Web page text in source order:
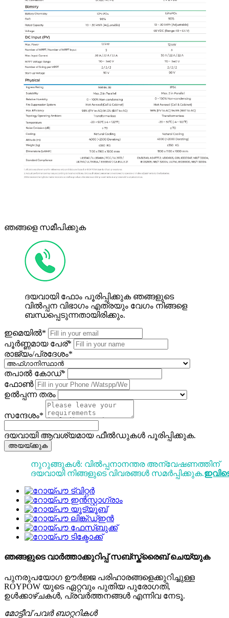
ഞങ്ങളെ സമീപിക്കുക
ദയവായി ഫോം പൂരിപ്പിക്കുക ഞങ്ങളുടെ
വിൽപ്പന വിഭാഗം എത്രയും വേഗം നിങ്ങളെ
ബന്ധപ്പെടുന്നതായിരിക്കും.
ഇമെയിൽ*
പൂർണ്ണമായ പേര്*
രാജ്യം/പ്രദേശം*
തപാൽ കോഡ്*
ഫോൺ
ഉൽപ്പന്ന തരം
സന്ദേശം*
ദയവായി ആവശ്യമായ ഫീൽഡുകൾ പൂരിപ്പിക്കുക.
അയയ്ക്കുക
നുറുങ്ങുകൾ: വിൽപ്പനാനന്തര അന്വേഷണത്തിന്
ദയവായി നിങ്ങളുടെ വിവരങ്ങൾ സമർപ്പിക്കുക.
ഞങ്ങളുടെ വാർത്താക്കുറിപ്പ് സബ്സ്ക്രൈബ് ചെയ്യുക
പുനരുപയോഗ ഊർജ്ജ പരിഹാരങ്ങളെക്കുറിച്ചുള്ള
ROYPOW യുടെ ഏറ്റവും പുതിയ പുരോഗതി,
ഉൾക്കാഴ്ചകൾ, പ്രവർത്തനങ്ങൾ എന്നിവ നേടൂ.
മോട്ടീവ് പവർ ബാറ്ററികൾ